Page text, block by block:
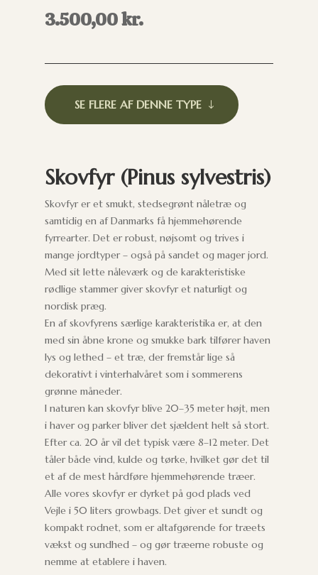
3.500,00kr.
SE FLERE AF DENNE TYPE
Skovfyr (Pinus sylvestris)
Skovfyr er et smukt, stedsegrønt nåletræ og
samtidig en af Danmarks få hjemmehørende
fyrrearter. Det er robust, nøjsomt og trives i
mange jordtyper – også på sandet og mager jord.
Med sit lette nåleværk og de karakteristiske
rødlige stammer giver skovfyr et naturligt og
nordisk præg.
En af skovfyrens særlige karakteristika er, at den
med sin åbne krone og smukke bark tilfører haven
lys og lethed – et træ, der fremstår lige så
dekorativt i vinterhalvåret som i sommerens
grønne måneder.
I naturen kan skovfyr blive 20–35 meter højt, men
i haver og parker bliver det sjældent helt så stort.
Efter ca. 20 år vil det typisk være 8–12 meter. Det
tåler både vind, kulde og tørke, hvilket gør det til
et af de mest hårdføre hjemmehørende træer.
Alle vores skovfyr er dyrket på god plads ved
Vejle i 50 liters growbags. Det giver et sundt og
kompakt rodnet, som er altafgørende for træets
vækst og sundhed – og gør træerne robuste og
nemme at etablere i haven.